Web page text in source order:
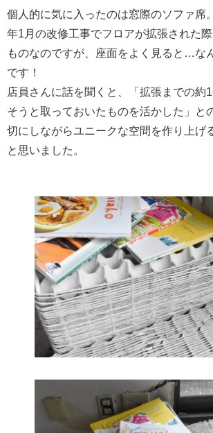
個人的に気に入ったのは窓際のソファ席
年1月の改修工事でフロアが拡張された
ものなのですが、座面をよく見ると…な
です！
店員さんに話を聞くと、「拡張までの約
そうと取っておいたものを活かした」と
切にしながらユニークな空間を作り上げ
と思いました。